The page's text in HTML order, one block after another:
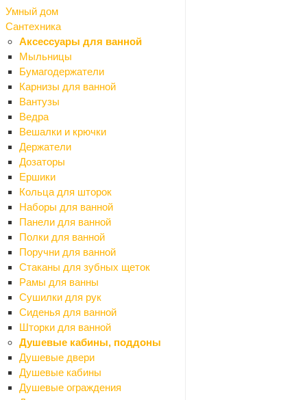
Умный дом
Сантехника
Аксессуары для ванной
Мыльницы
Бумагодержатели
Карнизы для ванной
Вантузы
Ведра
Вешалки и крючки
Держатели
Дозаторы
Ершики
Кольца для шторок
Наборы для ванной
Панели для ванной
Полки для ванной
Поручни для ванной
Стаканы для зубных щеток
Рамы для ванны
Сушилки для рук
Сиденья для ванной
Шторки для ванной
Душевые кабины, поддоны
Душевые двери
Душевые кабины
Душевые ограждения
Трубы стальные
Уголки стальные
Водоотвод
Назад
Водоотвод
Дождеприемники
Дренажные системы
Комплектующие
Лотки
Люки
Решетки
Гидроизоляция
Назад
Гидроизоляция
Битумные мастики
Битумный праймер
Гидроизоляционные ленты
Гидроизоляция сухая
Гидропломбы
Обмазочная гидроизоляция
Профилированная мембрана
Рубероид
Рулонная гидроизоляция
Укрывной материал
Гипсокартон и профиля
Назад